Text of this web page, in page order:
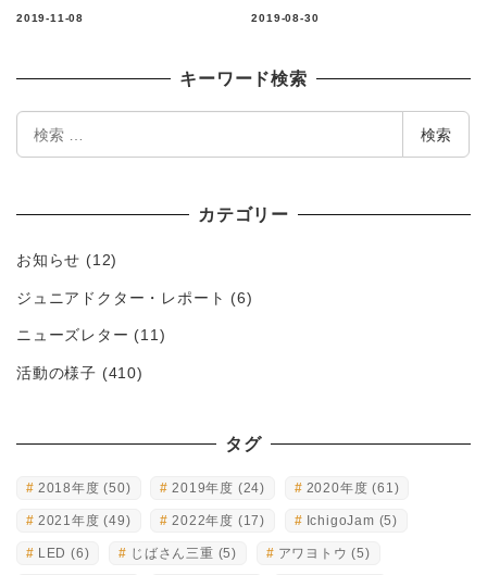
2019-11-08 2019-08-30
キーワード検索
索
検索
カテゴリー
お知らせ (12)
ジュニアドクター・レポート (6)
ニューズレター (11)
活動の様子 (410)
タグ
2018年度 (50) 2019年度 (24) 2020年度 (61)
2021年度 (49) 2022年度 (17) IchigoJam (5)
LED (6) じばさん三重 (5) アワヨトウ (5)